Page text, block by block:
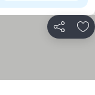
Teilen